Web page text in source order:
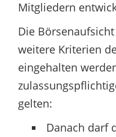
Mitgliedern
Die
weitere Kriterien
eingehalten
gelten:
Danach darf